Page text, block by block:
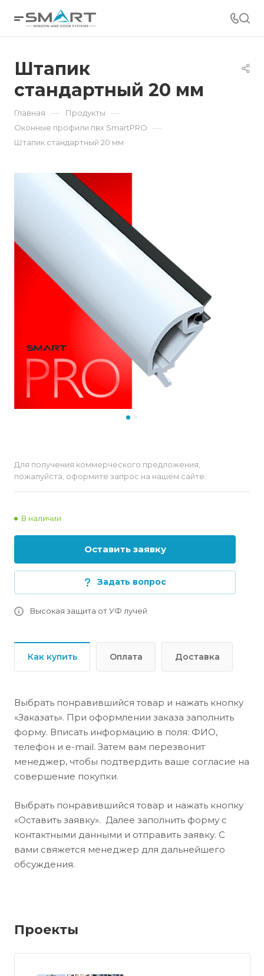
Штапик
стандартный 20 мм
Главная — Продукты —
Оконные профили пвх SmartPRO —
Штапик стандартный 20 мм
Для получения коммерческого предложения,
пожалуйста, оформите запрос на нашем сайте.
В наличии
Оставить заявку
Задать вопрос
Высокая защита от УФ лучей
Как купить Оплата Доставка
Выбрать понравившийся товар и нажать кнопку
«Заказать». При оформлении заказа заполнить
форму. Вписать информацию в поля: ФИО,
телефон и e-mail. Затем вам перезвонит
менеджер, чтобы подтвердить ваше согласие на
совершение покупки.
Выбрать понравившийся товар и нажать кнопку
«Оставить заявку». Далее заполнить форму с
контактными данными и отправить заявку. С
вами свяжется менеджер для дальнейшего
обсуждения.
Проекты